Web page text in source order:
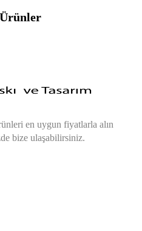
en uygun fiyatlarla alın
bize ulaşabilirsiniz.